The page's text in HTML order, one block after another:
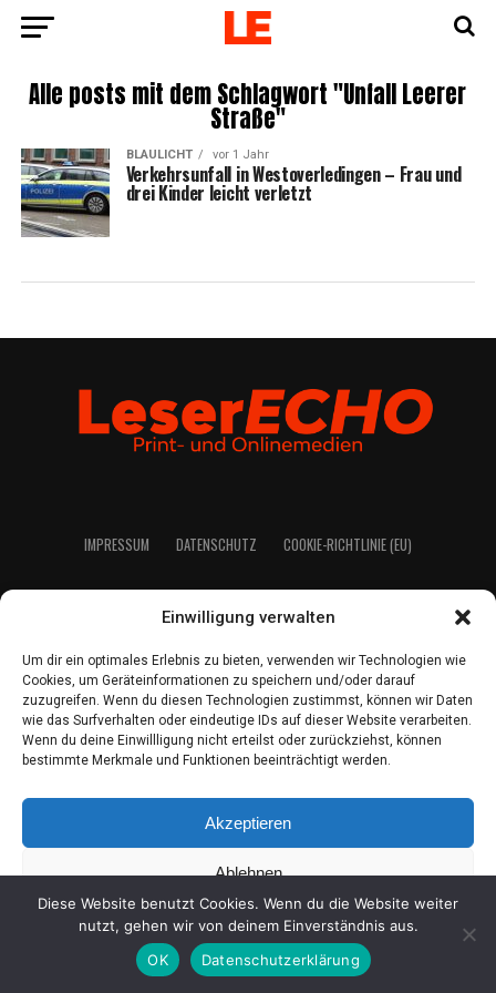
Einwilligung verwalten
Um dir ein optimales Erlebnis zu bieten, verwenden wir Technologien wie
Cookies, um Geräteinformationen zu speichern und/oder darauf
zuzugreifen. Wenn du diesen Technologien zustimmst, können wir Daten
wie das Surfverhalten oder eindeutige IDs auf dieser Website verarbeiten.
Wenn du deine Einwillligung nicht erteilst oder zurückziehst, können
bestimmte Merkmale und Funktionen beeinträchtigt werden.
Akzeptieren
Ablehnen
Einstellungen ansehen
Coo­kie-Richt­li­nieDaten­schutz Impres­sum
Alle posts mit dem Schlagwort "Unfall Leerer
Straße"
BLAULICHT vor 1 Jahr
Ver­kehrs­un­fall in Wes­t­ov­er­le­din­gen – Frau und
drei Kin­der leicht verletzt
IMPRES­SUM DATEN­SCHUTZ COO­KIE-RICH­T­­LI­­NIE (EU)
2021 LeserEcho Verlag
Diese Website benutzt Cookies. Wenn du die Website weiter
nutzt, gehen wir von deinem Einverständnis aus.
OK
Datenschutzerklärung